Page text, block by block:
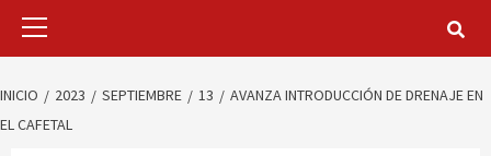
Menú
INICIO 2023 SEPTIEMBRE 13
AVANZA INTRODUCCIÓN DE DRENAJE EN
EL CAFETAL